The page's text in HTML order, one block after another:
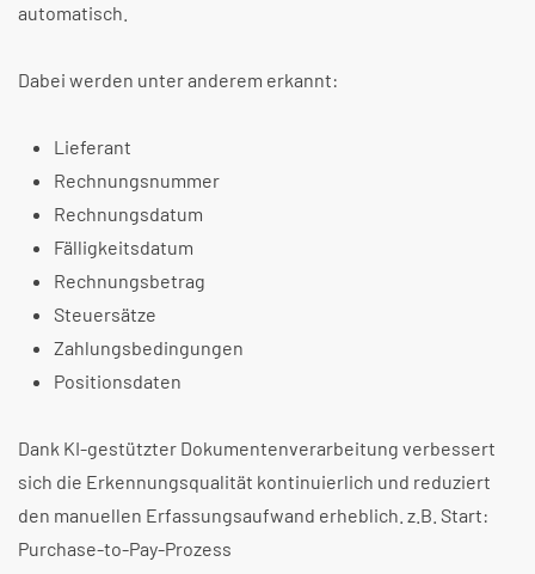
automatisch.
Dabei werden unter anderem erkannt:
Lieferant
Rechnungsnummer
Rechnungsdatum
Fälligkeitsdatum
Rechnungsbetrag
Steuersätze
Zahlungsbedingungen
Positionsdaten
Dank KI-gestützter Dokumentenverarbeitung verbessert
sich die Erkennungsqualität kontinuierlich und reduziert
den manuellen Erfassungsaufwand erheblich. z.B. Start:
Purchase-to-Pay-Prozess